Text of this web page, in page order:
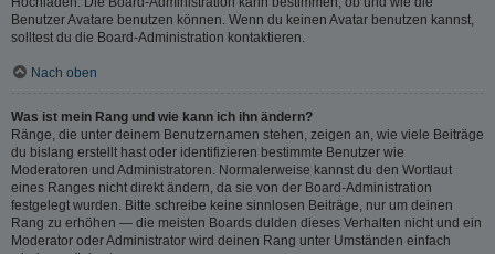
Benutzer Avatare benutzen können. Wenn du keinen Avatar benutzen kannst,
solltest du die Board-Administration kontaktieren.
Nach oben
Was ist mein Rang und wie kann ich ihn ändern?
Ränge, die unter deinem Benutzernamen stehen, zeigen an, wie viele Beiträge
du bislang erstellt hast oder identifizieren bestimmte Benutzer wie
Moderatoren und Administratoren. Normalerweise kannst du den Wortlaut
eines Ranges nicht direkt ändern, da sie von der Board-Administration
festgelegt wurden. Bitte schreibe keine sinnlosen Beiträge, nur um deinen
Rang zu erhöhen — die meisten Boards dulden dieses Verhalten nicht und ein
Moderator oder Administrator wird deinen Rang unter Umständen einfach